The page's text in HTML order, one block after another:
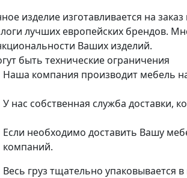
изделие изготавливается на
лучших европейских брендов.
Ваших изделий.
быть технические ограничения
Наша компания производит мебель
У нас собственная служба доставки,
Если необходимо доставить Вашу
компаний.
Весь груз тщательно упаковывается